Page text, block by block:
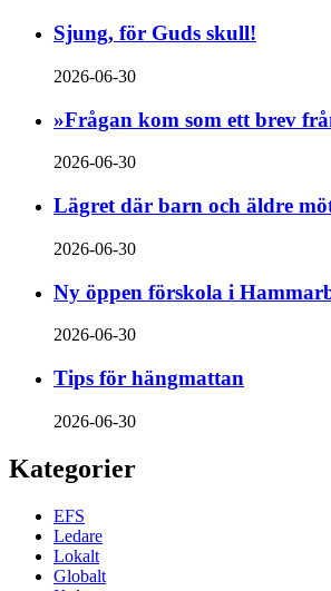
Sjung, för Guds skull!
2026-06-30
»Frågan kom som ett brev
2026-06-30
Lägret där barn och äldre
2026-06-30
Ny öppen förskola i
2026-06-30
Tips för hängmattan
2026-06-30
Kategorier
EFS
Ledare
Lokalt
Globalt